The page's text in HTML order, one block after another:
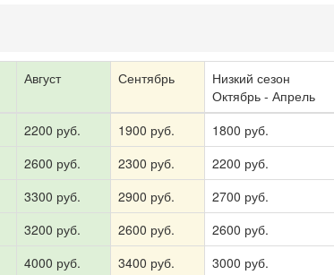
Август Сентябрь
Низкий сезон
Октябрь - Апрель
2200 руб. 1900 руб.
1800 руб.
2600 руб. 2300 руб.
2200 руб.
3300 руб. 2900 руб.
2700 руб.
3200 руб. 2600 руб.
2600 руб.
4000 руб. 3400 руб.
3000 руб.
Хочешь дешевле? Оставь почту и получи промокод на
первое бронирование!
Получить промокод